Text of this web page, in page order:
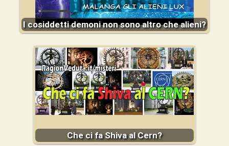
I cosiddetti demoni non sono altro che alieni?
Che ci fa Shiva al Cern?